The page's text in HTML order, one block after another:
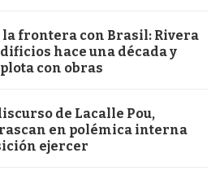
la frontera con Brasil: Rivera
hace una década y
con obras
de Lacalle Pou,
en polémica interna
ejercer